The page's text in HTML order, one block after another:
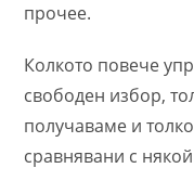
прочее.
Колкото повече
свободен избор,
получаваме и
сравнявани с някой